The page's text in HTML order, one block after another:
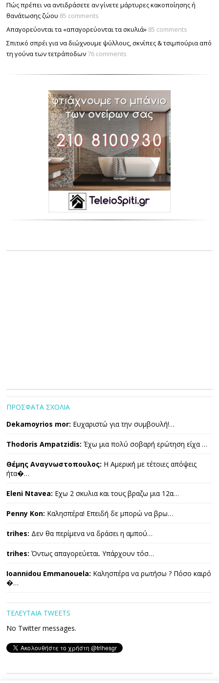
Πώς πρέπει να αντιδράσετε αν γίνετε μάρτυρες κακοποίησης ή
θανάτωσης ζώου 85 comments
Απαγορεύονται τα «απαγορεύονται τα σκυλιά» 85 comments
Σπιτικό σπρέι για να διώχνουμε ψύλλους, σκνίπες & τσιμπούρια από
τη γούνα των τετράποδων 76 comments
ΠΡΟΣΦΑΤΑ ΣΧΟΛΙΑ
Dekamoyrios mor: Ευχαριστώ για την συμβουλή!…
Thodoris Ampatzidis: Έχω μια πολύ σοβαρή ερώτηση είχα …
Θέμης Αναγνωστοπουλος: Η Αμερική με τέτοιες απόψεις
ήτα�…
Eleni Ntavea: Εχω 2 σκυλια και τους βραζω μια 12α…
Penny Kon: Καλησπέρα! Επειδή δε μπορώ να βρω…
trihes: Δεν θα περίμενα να δράσει η αμπού…
trihes: Όντως απαγορεύεται. Υπάρχουν τόσ…
Ioannidou Emmanouela: Καλησπέρα να ρωτήσω ? Πόσο καιρό
�…
ΤΕΛΕΥΤΑΙΑ TWEETS
No Twitter messages.